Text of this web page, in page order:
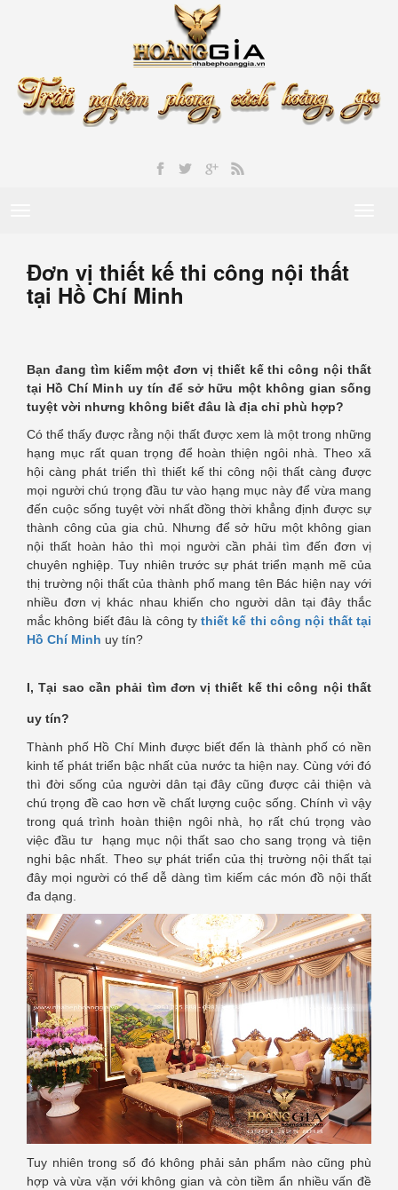
Đơn vị thiết kế thi công nội thất
tại Hồ Chí Minh
Bạn đang tìm kiếm một đơn vị thiết kế thi công nội thất
tại Hồ Chí Minh uy tín để sở hữu một không gian sống
tuyệt vời nhưng không biết đâu là địa chỉ phù hợp?
Có thể thấy được rằng nội thất được xem là một trong những
hạng mục rất quan trọng để hoàn thiện ngôi nhà. Theo xã
hội càng phát triển thì thiết kế thi công nội thất càng được
mọi người chú trọng đầu tư vào hạng mục này để vừa mang
đến cuộc sống tuyệt vời nhất đồng thời khẳng định được sự
thành công của gia chủ. Nhưng để sở hữu một không gian
nội thất hoàn hảo thì mọi người cần phải tìm đến đơn vị
chuyên nghiệp. Tuy nhiên trước sự phát triển mạnh mẽ của
thị trường nội thất của thành phố mang tên Bác hiện nay với
nhiều đơn vị khác nhau khiến cho người dân tại đây thắc
mắc không biết đâu là công tythiết kế thi công nội thất tại
Hồ Chí Minh uy tín?
I, Tại sao cần phải tìm đơn vị thiết kế thi công nội thất
uy tín?
Thành phố Hồ Chí Minh được biết đến là thành phố có nền
kinh tế phát triển bậc nhất của nước ta hiện nay. Cùng với đó
thì đời sống của người dân tại đây cũng được cải thiện và
chú trọng đề cao hơn về chất lượng cuộc sống. Chính vì vậy
trong quá trình hoàn thiện ngôi nhà, họ rất chú trọng vào
việc đầu tư hạng mục nội thất sao cho sang trọng và tiện
nghi bậc nhất. Theo sự phát triển của thị trường nội thất tại
đây mọi người có thể dễ dàng tìm kiếm các món đồ nội thất
đa dạng.
Tuy nhiên trong số đó không phải sản phẩm nào cũng phù
hợp và vừa vặn với không gian và còn tiềm ẩn nhiều vấn đề